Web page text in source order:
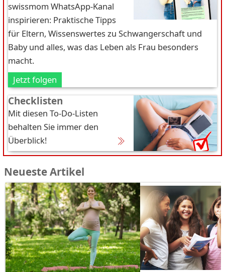
swissmom WhatsApp-Kanal
inspirieren: Praktische Tipps
für Eltern, Wissenswertes zu Schwangerschaft und
Baby und alles, was das Leben als Frau besonders
macht.
Jetzt folgen
Checklisten
Mit diesen To-Do-Listen
behalten Sie immer den
Überblick!
Neueste Artikel